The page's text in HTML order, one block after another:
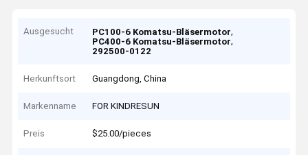
Ausgesucht PC100-6 Komatsu-Bläsermotor,
PC400-6 Komatsu-Bläsermotor,
292500-0122
Herkunftsort Guangdong, China
Markenname FOR KINDRESUN
Preis $25.00/pieces